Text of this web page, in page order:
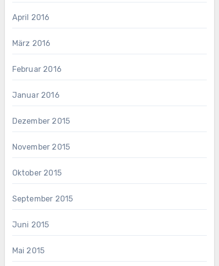
April 2016
März 2016
Februar 2016
Januar 2016
Dezember 2015
November 2015
Oktober 2015
September 2015
Juni 2015
Mai 2015